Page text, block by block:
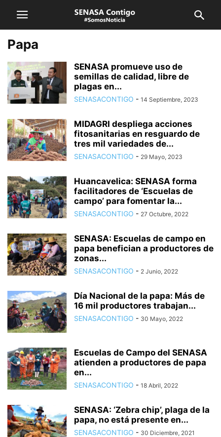
Papa
SENASA promueve uso de
semillas de calidad, libre de
plagas en...
SENASACONTIGO - 14 Septiembre, 2023
MIDAGRI despliega acciones
fitosanitarias en resguardo de
tres mil variedades de...
SENASACONTIGO - 29 Mayo, 2023
Huancavelica: SENASA forma
facilitadores de ‘Escuelas de
campo’ para fomentar la...
SENASACONTIGO - 27 Octubre, 2022
SENASA: Escuelas de campo en
papa benefician a productores de
zonas...
SENASACONTIGO - 2 Junio, 2022
Día Nacional de la papa: Más de
16 mil productores trabajan...
SENASACONTIGO - 30 Mayo, 2022
Escuelas de Campo del SENASA
atienden a productores de papa
en...
SENASACONTIGO - 18 Abril, 2022
SENASA: ‘Zebra chip’, plaga de la
papa, no está presente en...
SENASACONTIGO - 30 Diciembre, 2021